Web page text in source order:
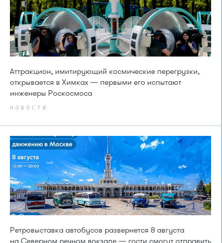
Аттракцион, имитирующий космические перегрузки,
открывается в Химках — первыми его испытают
инженеры Роскосмоса
НОВОСТИ
Ретровыставка автобусов развернется 8 августа
на Северном речном вокзале — гости смогут отправить